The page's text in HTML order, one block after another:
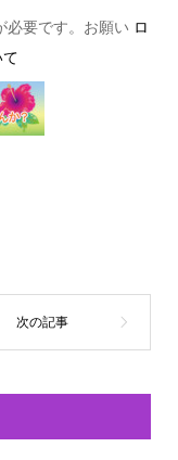
必要です。お願い ロ